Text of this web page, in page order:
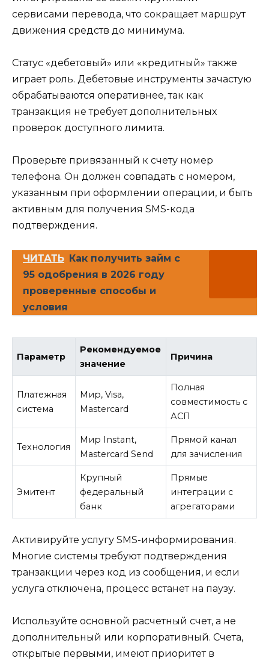
сервисами перевода, что сокращает маршрут
движения средств до минимума.
Статус «дебетовый» или «кредитный» также
играет роль. Дебетовые инструменты зачастую
обрабатываются оперативнее, так как
транзакция не требует дополнительных
проверок доступного лимита.
Проверьте привязанный к счету номер
телефона. Он должен совпадать с номером,
указанным при оформлении операции, и быть
активным для получения SMS-кода
подтверждения.
ЧИТАТЬ Как получить займ с
95 одобрения в 2026 году
проверенные способы и
условия
Параметр
Рекомендуемое
значение
Причина
Платежная
система
Мир, Visa,
Mastercard
Полная
совместимость с
АСП
Технология
Мир Instant,
Mastercard Send
Прямой канал
для зачисления
Эмитент
Крупный
федеральный
банк
Прямые
интеграции с
агрегаторами
Активируйте услугу SMS-информирования.
Многие системы требуют подтверждения
транзакции через код из сообщения, и если
услуга отключена, процесс встанет на паузу.
Используйте основной расчетный счет, а не
дополнительный или корпоративный. Счета,
открытые первыми, имеют приоритет в